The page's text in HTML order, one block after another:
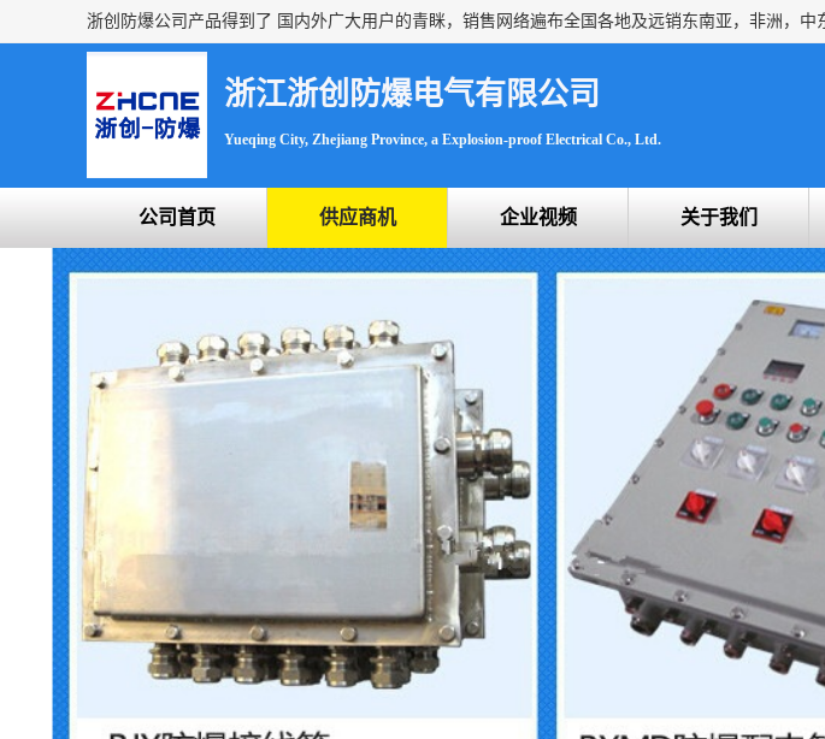
浙江浙创防爆电气有限公司
Yueqing City, Zhejiang Province, a Explosion-proof Electrical Co., Ltd.
公司首页 供应商机 企业视频 关于我们